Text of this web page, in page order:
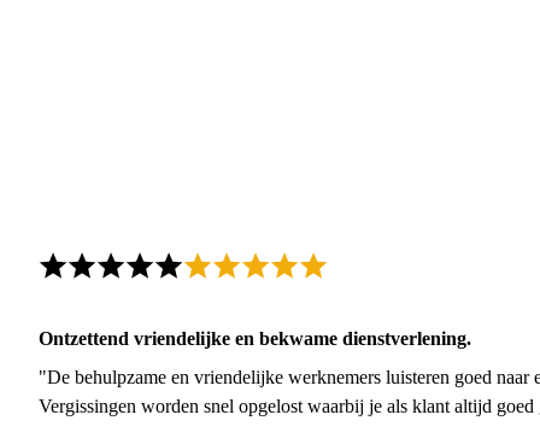
Ontzettend vriendelijke en bekwame dienstverlening.
"De behulpzame en vriendelijke werknemers luisteren goed naar
Vergissingen worden snel opgelost waarbij je als klant altijd